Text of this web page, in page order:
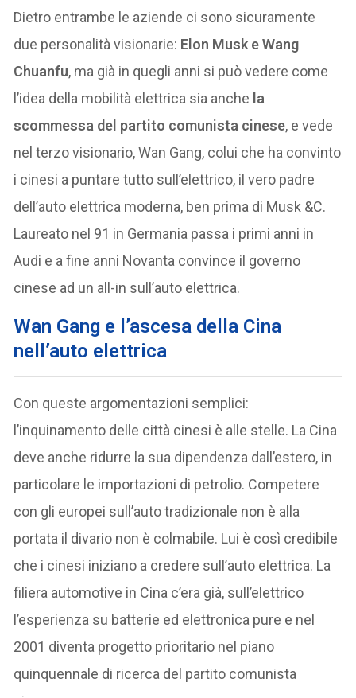
Dietro entrambe le aziende ci sono sicuramente
due personalità visionarie: Elon Musk e Wang
Chuanfu, ma già in quegli anni si può vedere come
l’idea della mobilità elettrica sia anche la
scommessa del partito comunista cinese, e vede
nel terzo visionario, Wan Gang, colui che ha convinto
i cinesi a puntare tutto sull’elettrico, il vero padre
dell’auto elettrica moderna, ben prima di Musk &C.
Laureato nel 91 in Germania passa i primi anni in
Audi e a fine anni Novanta convince il governo
cinese ad un all-in sull’auto elettrica.
Wan Gang e l’ascesa della Cina
nell’auto elettrica
Con queste argomentazioni semplici:
l’inquinamento delle città cinesi è alle stelle. La Cina
deve anche ridurre la sua dipendenza dall’estero, in
particolare le importazioni di petrolio. Competere
con gli europei sull’auto tradizionale non è alla
portata il divario non è colmabile. Lui è così credibile
che i cinesi iniziano a credere sull’auto elettrica. La
filiera automotive in Cina c’era già, sull’elettrico
l’esperienza su batterie ed elettronica pure e nel
2001 diventa progetto prioritario nel piano
quinquennale di ricerca del partito comunista